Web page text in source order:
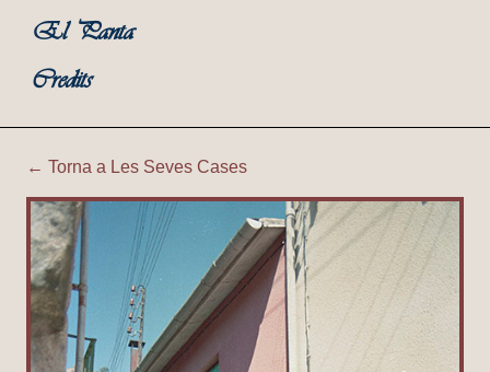
El Panta
Credits
Tiurana | Cal Sastre de
← Torna a Les Seves Cases